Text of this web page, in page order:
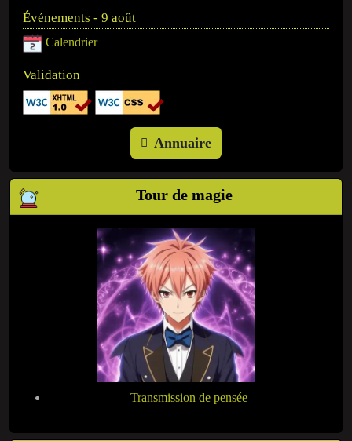
Événements - 9 août
Calendrier
Validation
Annuaire
Tour de magie
Transmission de pensée